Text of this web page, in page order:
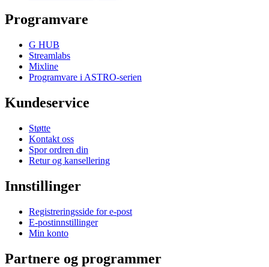
Programvare
G HUB
Streamlabs
Mixline
Programvare i ASTRO-serien
Kundeservice
Støtte
Kontakt oss
Spor ordren din
Retur og kansellering
Innstillinger
Registreringsside for e-post
E-postinnstillinger
Min konto
Partnere og programmer